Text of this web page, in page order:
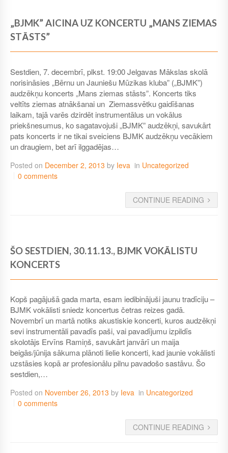
„BJMK” AICINA UZ KONCERTU „MANS ZIEMAS
STĀSTS”
Sestdien, 7. decembrī, plkst. 19:00 Jelgavas Mākslas skolā
norisināsies „Bērnu un Jauniešu Mūzikas kluba” („BJMK”)
audzēkņu koncerts „Mans ziemas stāsts”. Koncerts tiks
veltīts ziemas atnākšanai un Ziemassvētku gaidīšanas
laikam, tajā varēs dzirdēt instrumentālus un vokālus
priekšnesumus, ko sagatavojuši „BJMK” audzēkņi, savukārt
pats koncerts ir ne tikai sveiciens BJMK audzēkņu vecākiem
un draugiem, bet arī ilggadējas…
Posted on December 2, 2013 by Ieva in Uncategorized
0 comments
CONTINUE READING
ŠO SESTDIEN, 30.11.13., BJMK VOKĀLISTU
KONCERTS
Kopš pagājušā gada marta, esam iedibinājuši jaunu tradīciju –
BJMK vokālisti sniedz koncertus četras reizes gadā.
Novembrī un martā notiks akustiskie koncerti, kuros audzēkņi
sevi instrumentāli pavadīs paši, vai pavadījumu izpildīs
skolotājs Ervīns Ramiņš, savukārt janvārī un maija
beigās/jūnija sākuma plānoti lielie koncerti, kad jaunie vokālisti
uzstāsies kopā ar profesionālu pilnu pavadošo sastāvu. Šo
sestdien,…
Posted on November 26, 2013 by Ieva in Uncategorized
0 comments
CONTINUE READING